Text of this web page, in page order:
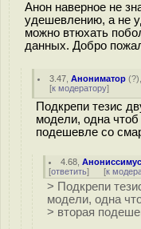
Анон наверное не
удешевлению, а не
можно втюхать
данных. Добро
3.47 ,Анониматор (?
[к модератору]
Подкрепи тезис
модели, одна
подешевле со
4.68 ,Анониссимус
[ответить] [к
> Подкрепи
модели, одна
> вторая